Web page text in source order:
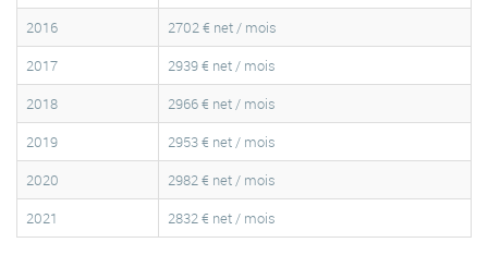
2016
2702 € net / mois
2017
2939 € net / mois
2018
2966 € net / mois
2019
2953 € net / mois
2020
2982 € net / mois
2021
2832 € net / mois